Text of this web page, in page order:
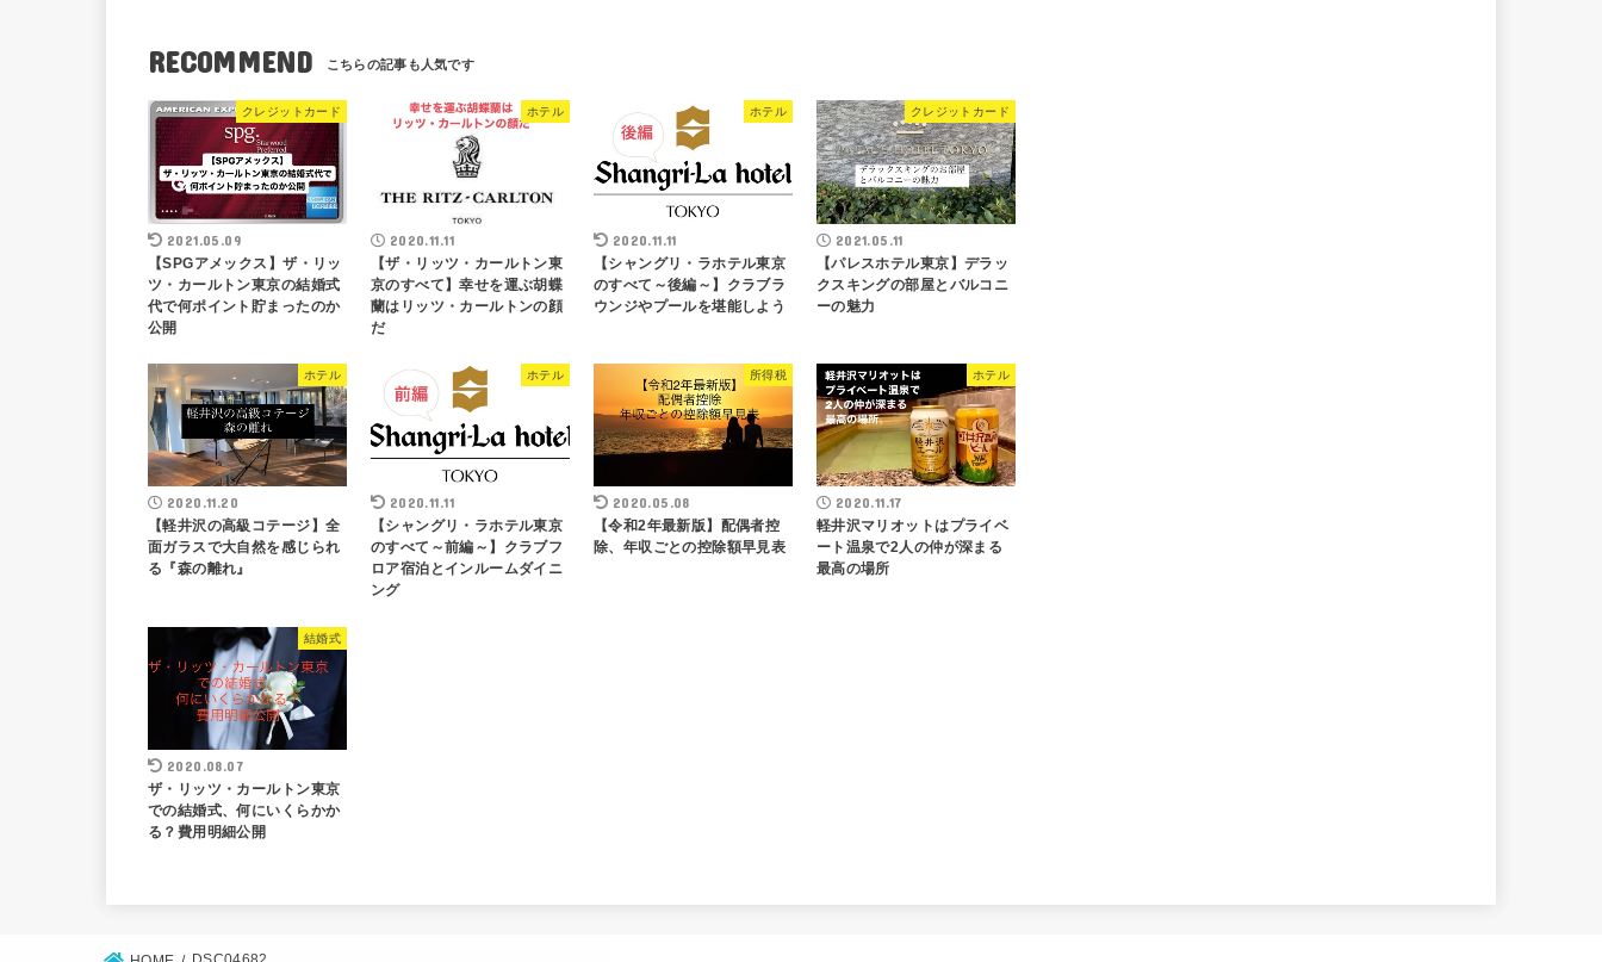
RECOMMEND
クレジットカード
2021.05.09
【SPGアメックス】ザ・リッ
ツ・カールトン東京の結婚式
代で何ポイント貯まったのか
公開
ホテル
2020.11.11
【ザ・リッツ・カールトン東
京のすべて】幸せを運ぶ胡蝶
蘭はリッツ・カールトンの顔
だ
ホテル
2020.11.11
【シャングリ・ラホテル東京
のすべて～後編～】クラブラ
ウンジやプールを堪能しよう
クレジットカード
2021.05.11
【パレスホテル東京】デラッ
クスキングの部屋とバルコニ
ーの魅力
ホテル
2020.11.20
【軽井沢の高級コテージ】全
面ガラスで大自然を感じられ
る『森の離れ』
ホテル
2020.11.11
【シャングリ・ラホテル東京
のすべて～前編～】クラブフ
ロア宿泊とインルームダイニ
ング
所得税
2020.05.08
【令和2年最新版】配偶者控
除、年収ごとの控除額早見表
ホテル
2020.11.17
軽井沢マリオットはプライベ
ート温泉で2人の仲が深まる
最高の場所
結婚式
2020.08.07
ザ・リッツ・カールトン東京
での結婚式、何にいくらかか
る？費用明細公開